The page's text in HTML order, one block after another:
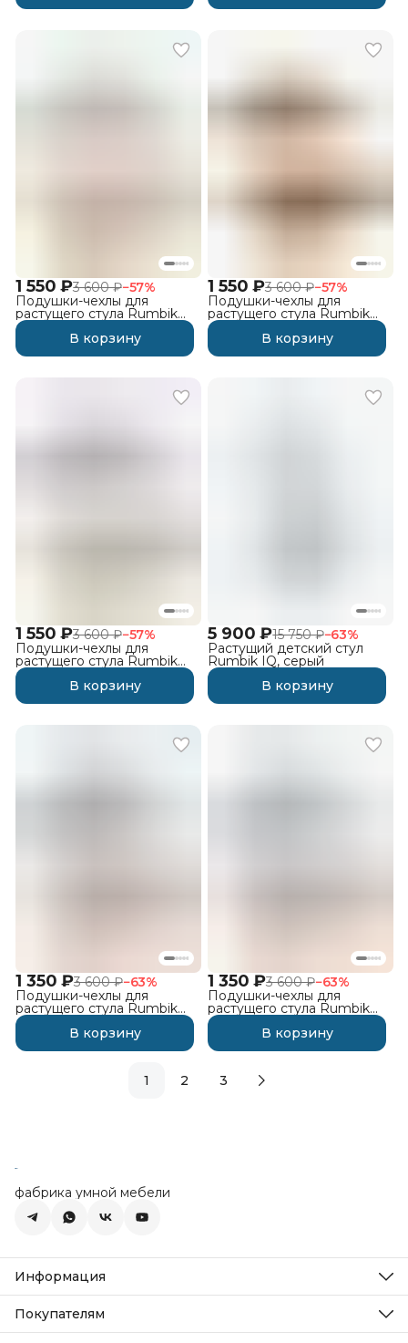
1 550 ₽3 600 ₽−57%
Подушки-чехлы для
растущего стула Rumbik
IQ, морские
В корзину
1 550 ₽3 600 ₽−57%
Подушки-чехлы для
растущего стула Rumbik
IQ, капучино
В корзину
1 550 ₽3 600 ₽−57%
Подушки-чехлы для
растущего стула Rumbik
IQ, джунгли
В корзину
5 900 ₽15 750 ₽−63%
Растущий детский стул
Rumbik IQ, серый
В корзину
1 350 ₽3 600 ₽−63%
Подушки-чехлы для
растущего стула Rumbik
Kit, тёмно-серые со
звёздамиВ корзину
1 350 ₽3 600 ₽−63%
Подушки-чехлы для
растущего стула Rumbik
Kit, скандинавия
В корзину
1 2 3
фабрика умной мебели
Информация
О компании
Новости
Статьи
Покупателям
Как заказать